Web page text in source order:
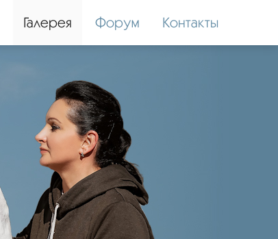
Галерея Форум Контакты
SEMARGL DU CERBERE D'EYJEAUX